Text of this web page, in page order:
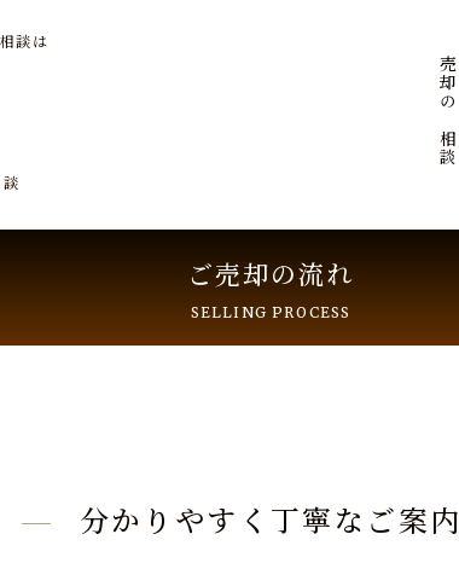
談は ご売却のご相談
ご売却の流れ
SELLING PROCESS
分かりやすく丁寧なご案内